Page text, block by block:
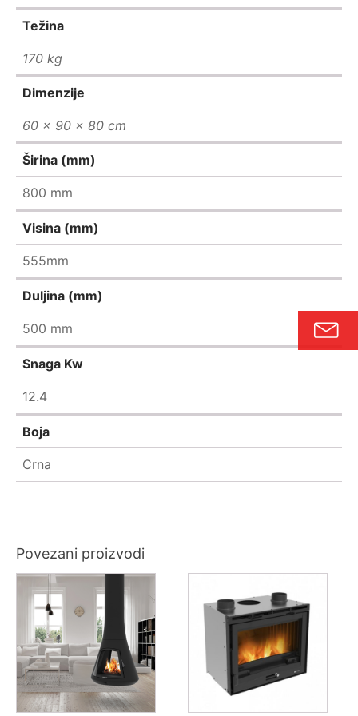
Težina
170 kg
Dimenzije
60 × 90 × 80 cm
Širina (mm)
800 mm
Visina (mm)
555mm
Duljina (mm)
500 mm
Snaga Kw
12.4
Boja
Crna
Povezani proizvodi